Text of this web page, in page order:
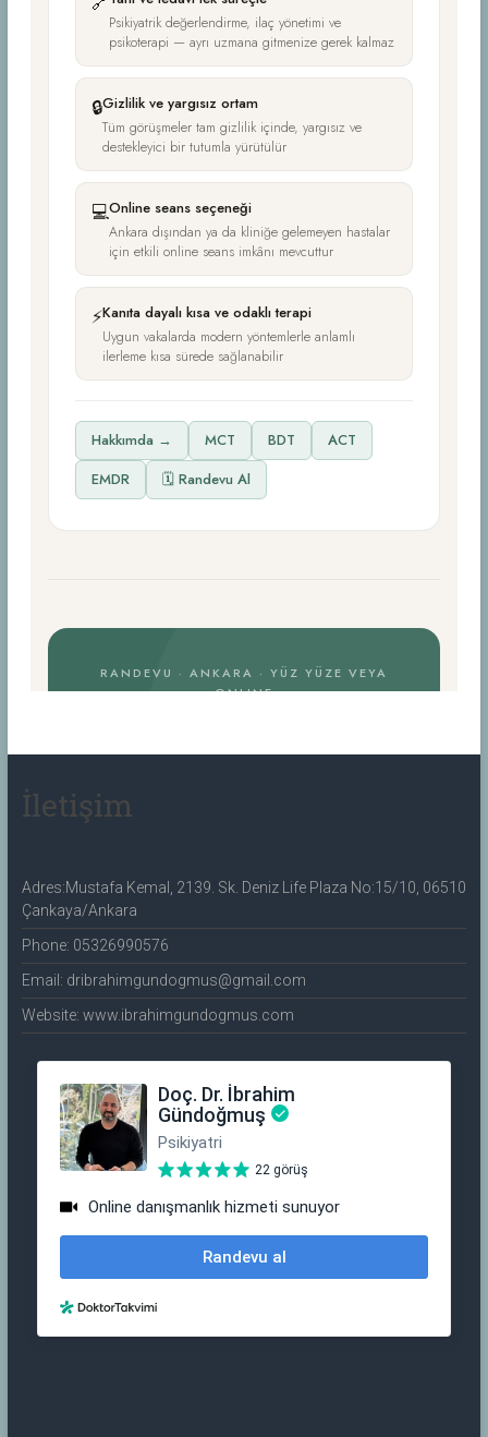
İletişim
Adres:Mustafa Kemal, 2139. Sk. Deniz Life Plaza No:15/10, 06510
Çankaya/Ankara
Phone: 05326990576
Email: dribrahimgundogmus@gmail.com
Website: www.ibrahimgundogmus.com